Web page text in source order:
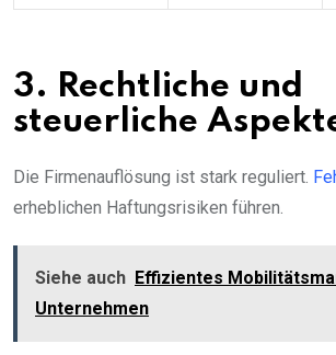
3. Rechtliche und
steuerliche
Die Firmenauflösung ist stark reguliert.
erheblichen Haftungsrisiken führen.
Siehe auch Effizientes
Unternehmen